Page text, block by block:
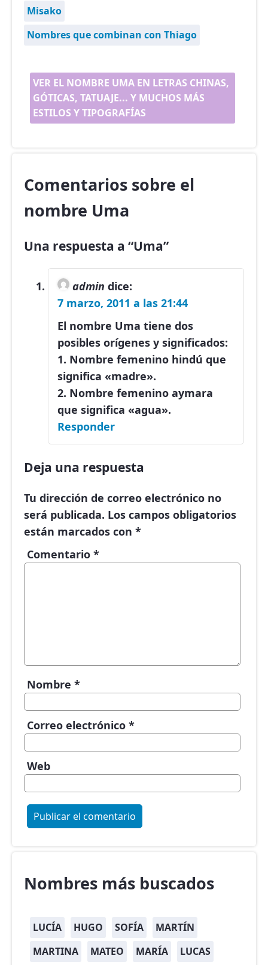
Misako
Nombres que combinan con Thiago
VER EL NOMBRE UMA EN LETRAS CHINAS,
GÓTICAS, TATUAJE... Y MUCHOS MÁS
ESTILOS Y TIPOGRAFÍAS
Comentarios sobre el
nombre Uma
Una respuesta a “Uma”
admin dice:
7 marzo, 2011 a las 21:44
El nombre Uma tiene dos
posibles orígenes y significados:
1. Nombre femenino hindú que
significa «madre».
2. Nombre femenino aymara
que significa «agua».
Responder
Deja una respuesta
Tu dirección de correo electrónico no
será publicada. Los campos obligatorios
están marcados con *
Comentario *
Nombre *
Correo electrónico *
Web
Nombres más buscados
LUCÍA HUGO SOFÍA
MARTÍN
MARTINA
MATEO MARÍA LUCAS